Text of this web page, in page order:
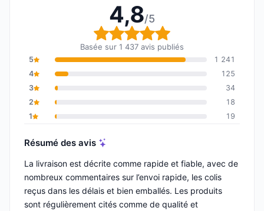
4,8/5
Note globale : 4,8 sur 5
Basée sur 1 437 avis publiés
5
1 241
4
125
3
34
2
18
1
19
Résumé des avis
La livraison est décrite comme rapide et fiable, avec de
nombreux commentaires sur l’envoi rapide, les colis
reçus dans les délais et bien emballés. Les produits
sont régulièrement cités comme de qualité et